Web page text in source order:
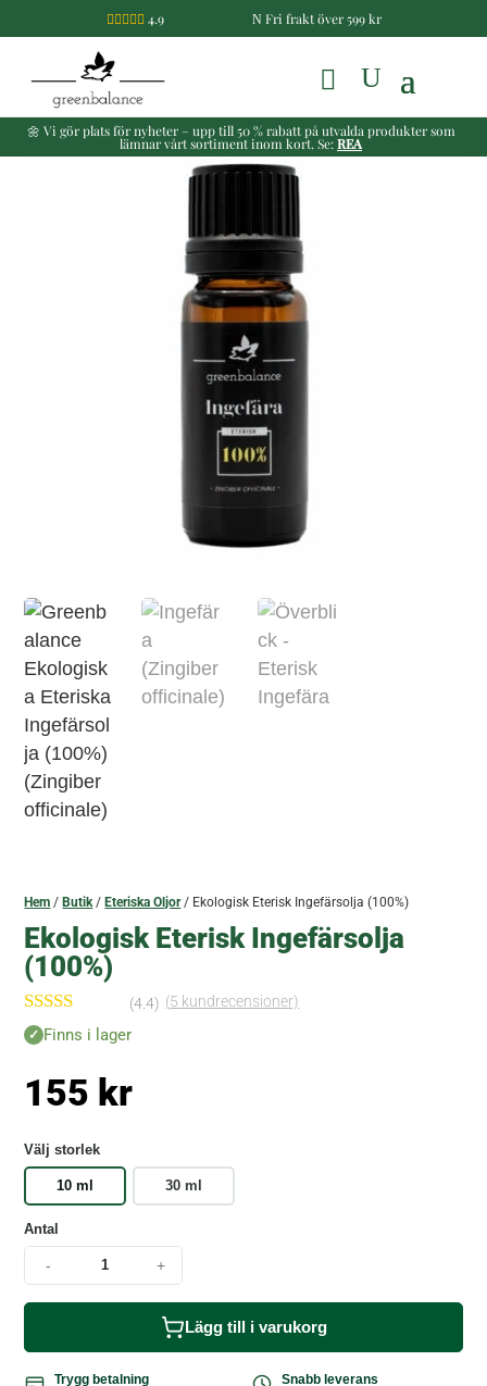
 4.9 NFri frakt över 599 kr
🌼 Vi gör plats för nyheter – upp till 50 % rabatt på utvalda produkter som
lämnar vårt sortiment inom kort. Se:REA
Hem / Butik/ Eteriska Oljor/ Ekologisk Eterisk Ingefärsolja (100%)
Ekologisk Eterisk Ingefärsolja
(100%)
Betygsatt
4.40av 5
kundrecen
sioner
(4.4) (5 kundrecensioner)
Finns i lager
155 kr
Välj storlek
10 ml 30 ml
Antal
- +
Lägg till i varukorg
Trygg betalning Snabb leverans